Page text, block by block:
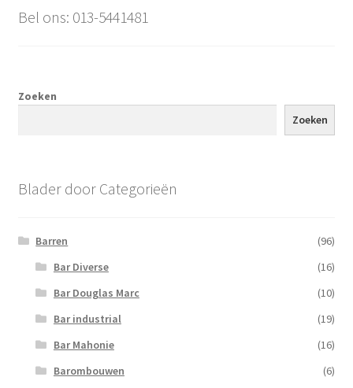
Bel ons: 013-5441481
Zoeken
Zoeken
Blader door Categorieën
Barren
(96)
Bar Diverse
(16)
Bar Douglas Marc
(10)
Bar industrial
(19)
Bar Mahonie
(16)
Barombouwen
(6)